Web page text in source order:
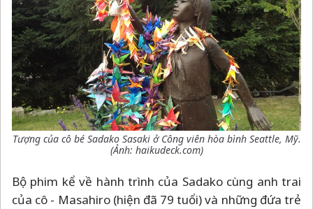
Tượng của cô bé Sadako Sasaki ở Công viên hòa bình Seattle, Mỹ.
(Ảnh: haikudeck.com)
Bộ phim kể về hành trình của Sadako cùng anh trai
của cô - Masahiro (hiện đã 79 tuổi) và những đứa trẻ